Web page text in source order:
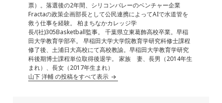
票）。落選後の2年間、シリコンバレーのベンチャー企業
Fractaの政策企画部長として公民連携によってAIで水道管を
救う仕事を経験。 柏まちなかカレッジ学
長/(社)305Basketball監事。 千葉県立東葛飾高校卒業。早稲
田大学教育学部卒。 早稲田大学大学院教育学研究科修士課程
修了後、土浦日大高校にて高校教諭。早稲田大学教育学研究
科後期博士課程単位取得後退学。 家族 妻、長男（2014年生
まれ）、長女（2017年生まれ）
山下 洋輔 の投稿をすべて表示